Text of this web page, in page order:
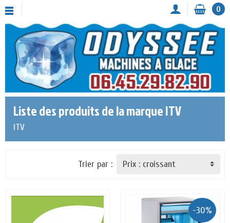
0
Liste des produits de la marque ITV
ITV
Trier par :
-30%